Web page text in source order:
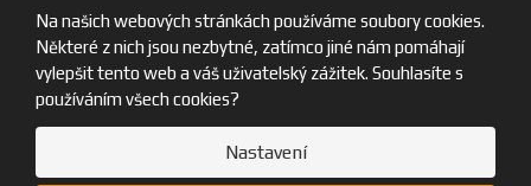
Na našich webových stránkách používáme soubory cookies.
Některé z nich jsou nezbytné, zatímco jiné nám pomáhají
vylepšit tento web a váš uživatelský zážitek. Souhlasíte s
používáním všech cookies?
Nastavení
PRODEJNY